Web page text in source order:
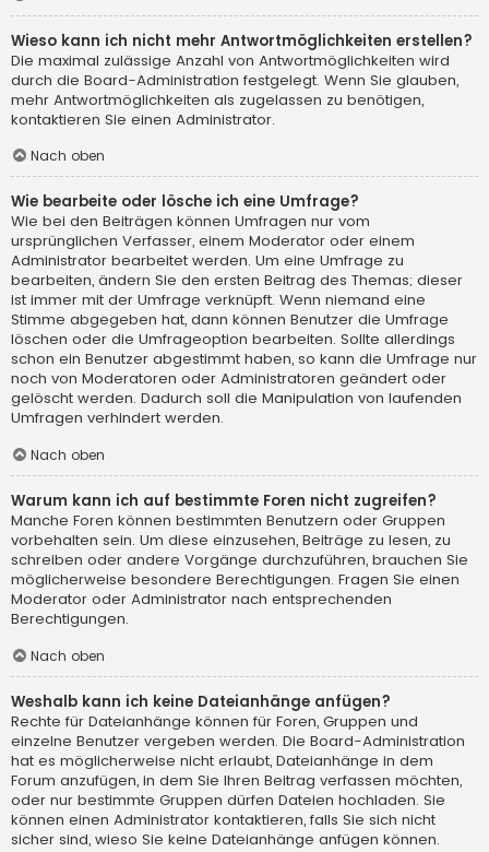
Wieso kann ich nicht mehr Antwortmöglichkeiten erstellen?
Die maximal zulässige Anzahl von Antwortmöglichkeiten wird
durch die Board-Administration festgelegt. Wenn Sie glauben,
mehr Antwortmöglichkeiten als zugelassen zu benötigen,
kontaktieren Sie einen Administrator.
Nach oben
Wie bearbeite oder lösche ich eine Umfrage?
Wie bei den Beiträgen können Umfragen nur vom
ursprünglichen Verfasser, einem Moderator oder einem
Administrator bearbeitet werden. Um eine Umfrage zu
bearbeiten, ändern Sie den ersten Beitrag des Themas; dieser
ist immer mit der Umfrage verknüpft. Wenn niemand eine
Stimme abgegeben hat, dann können Benutzer die Umfrage
löschen oder die Umfrageoption bearbeiten. Sollte allerdings
schon ein Benutzer abgestimmt haben, so kann die Umfrage nur
noch von Moderatoren oder Administratoren geändert oder
gelöscht werden. Dadurch soll die Manipulation von laufenden
Umfragen verhindert werden.
Nach oben
Warum kann ich auf bestimmte Foren nicht zugreifen?
Manche Foren können bestimmten Benutzern oder Gruppen
vorbehalten sein. Um diese einzusehen, Beiträge zu lesen, zu
schreiben oder andere Vorgänge durchzuführen, brauchen Sie
möglicherweise besondere Berechtigungen. Fragen Sie einen
Moderator oder Administrator nach entsprechenden
Berechtigungen.
Nach oben
Weshalb kann ich keine Dateianhänge anfügen?
Rechte für Dateianhänge können für Foren, Gruppen und
einzelne Benutzer vergeben werden. Die Board-Administration
hat es möglicherweise nicht erlaubt, Dateianhänge in dem
Forum anzufügen, in dem Sie Ihren Beitrag verfassen möchten,
oder nur bestimmte Gruppen dürfen Dateien hochladen. Sie
können einen Administrator kontaktieren, falls Sie sich nicht
sicher sind, wieso Sie keine Dateianhänge anfügen können.